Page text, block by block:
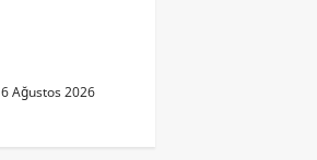
6 Ağustos 2026